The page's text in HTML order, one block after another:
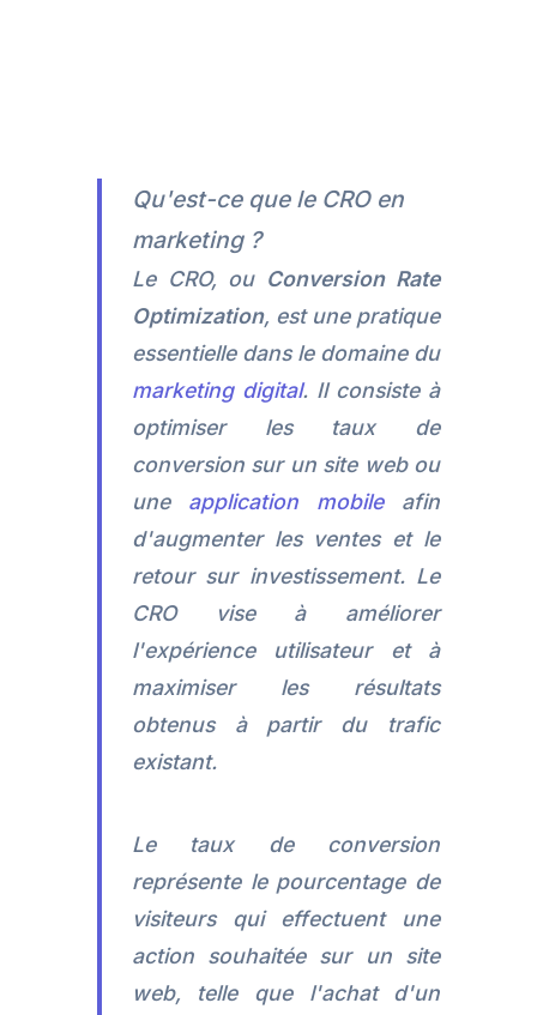
Qu'est-ce que le CRO en
marketing ?
Le CRO, ou Conversion Rate
Optimization, est une pratique
essentielle dans le domaine du
marketing digital. Il consiste à
optimiser les taux de
conversion sur un site web ou
une application mobileafin
d'augmenter les ventes et le
retour sur investissement. Le
CRO vise à améliorer
l'expérience utilisateur et à
maximiser les résultats
obtenus à partir du trafic
existant.
Le taux de conversion
représente le pourcentage de
visiteurs qui effectuent une
action souhaitée sur un site
web, telle que l'achat d'un